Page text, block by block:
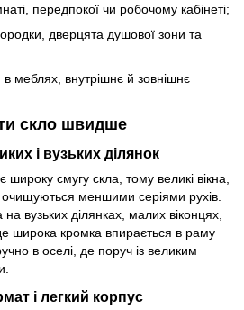
передпокої чи робочому кабінеті;
дверцята душової зони та
в меблях, внутрішнє й зовнішнє
скло швидше
і вузьких ділянок
смугу скла, тому великі вікна,
меншими серіями рухів.
вузьких ділянках, малих віконцях,
широка кромка впирається в раму
в оселі, де поруч із великим
і легкий корпус